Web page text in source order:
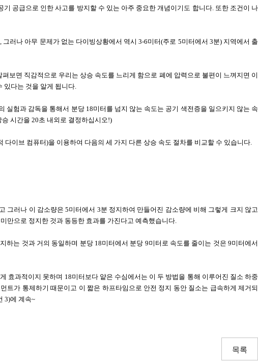
기 공급으로 인한 사고를 방지할 수 있는 아주 중요한 개념이기도 합니다. 또한 조건이 나
, 그러나 아무 문제가 없는 다이빙상황에서 역시 3-6미터(주로 5미터에서 3분) 지역에서 출
펴보면 직감적으로 우리는 상승 속도를 느리게 함으로 폐에 압력으로 불편이 느껴지면 이
있다는 것을 알게 됩니다.
실험과 감독을 통해서 분당18미터를 넘지 않는 속도는 공기 색전증을 일으키지 않는 속
승 시간을 20초 내외로 결정하십시오!)
다이브 컴퓨터)을 이용하여 다음의 세 가지 다른 상승 속도 절차를 비교할 수 있습니다.
그러나 이 감소량은 5미터에서 3분 정지하여 만들어진 감소량에 비해 그렇게 크지 않고
만으로 정지한 것과 동등한 효과를 가진다고 예측했습니다.
하는 것과 거의 동일하며 분당18미터에서 분당 9미터로 속도를 줄이는 것은 9미터에서
효과적이지 못하며 18미터보다 얕은 수심에서는 이 두 방법을 통해 이루어진 질소 하중
트가 통제하기 때문이고 이 짧은 하프타임으로 안전 정지 동안 질소는 급속하게 제거되
3)에 계속~
목록